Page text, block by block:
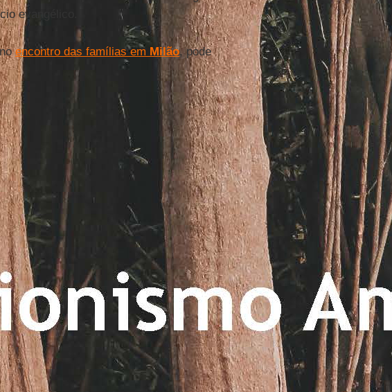
evangélico.
encontro das famílias em Milão, pode